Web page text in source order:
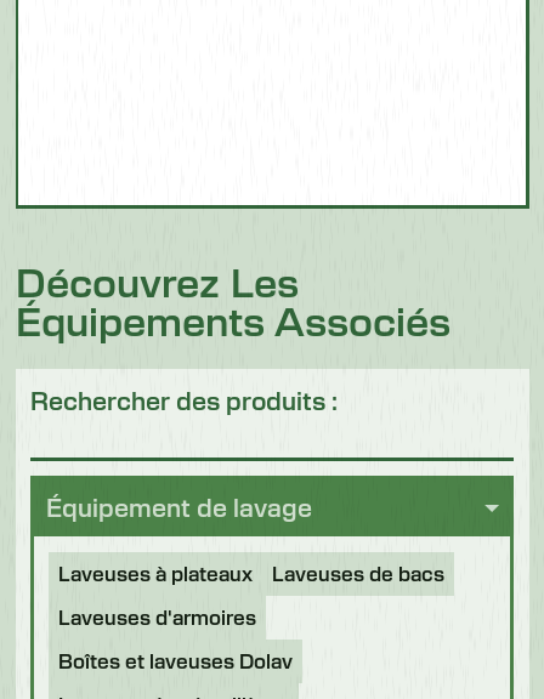
Découvrez Les
Équipements Associés
Rechercher des produits :
Équipement de lavage
Laveuses à plateaux
Laveuses de bacs
Laveuses d'armoires
Boîtes et laveuses Dolav